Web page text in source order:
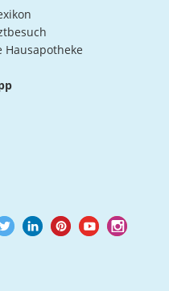
Hausapotheke